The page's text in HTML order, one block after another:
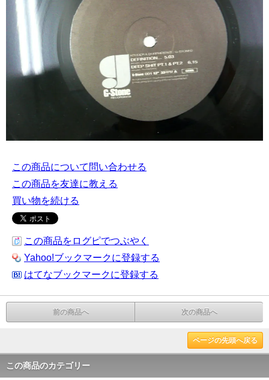
この商品について問い合わせる
この商品を友達に教える
買い物を続ける
この商品をログピでつぶやく
Yahoo!ブックマークに登録する
はてなブックマークに登録する
前の商品へ 次の商品へ
ページの先頭へ戻る
この商品のカテゴリー